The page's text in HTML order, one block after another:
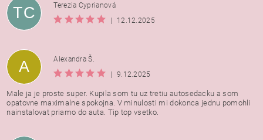
TC
Terezia Cyprianová
12.12.2025
A
Alexandra Š.
9.12.2025
Male ja je proste super. Kupila som tu uz tretiu autosedacku a som
opatovne maximalne spokojna. V minulosti mi dokonca jednu pomohli
nainstalovat priamo do auta. Tip top vsetko.